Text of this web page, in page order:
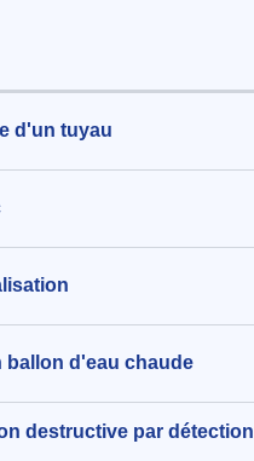
d'un tuyau
d'eau chaude
destructive par détection